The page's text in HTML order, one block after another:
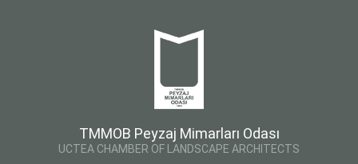
TMMOB Peyzaj Mimarları Odası
UCTEA CHAMBER OF LANDSCAPE ARCHITECTS